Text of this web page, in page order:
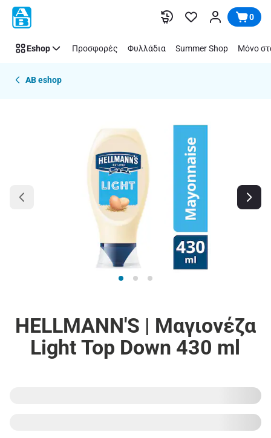
Παράλειψη 0
Eshop Προσφορές Φυλλάδια Summer Shop Μόνο
AB eshop
HELLMANN'S | Μαγιονέζα
Light Top Down 430 ml